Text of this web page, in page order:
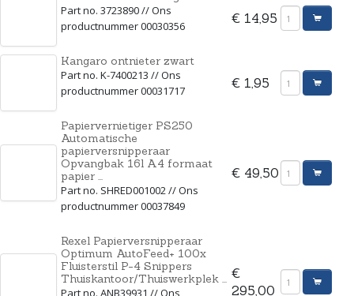
Part no. 3723890 // Ons
productnummer 00030356
€ 14,95
Kangaro ontnieter zwart
Part no. K-7400213 // Ons
productnummer 00031717
€ 1,95
Papiervernietiger PS250
Automatische
papierversnipperaar
Opvangbak 16l A4 formaat
papier ...
Part no. SHRED001002 // Ons
productnummer 00037849
€ 49,50
Rexel Papierversnipperaar
Optimum AutoFeed+ 100x
Fluisterstil P-4 Snippers
Thuiskantoor/Thuiswerkplek ...
Part no. ANB39931 // Ons
€
295,00